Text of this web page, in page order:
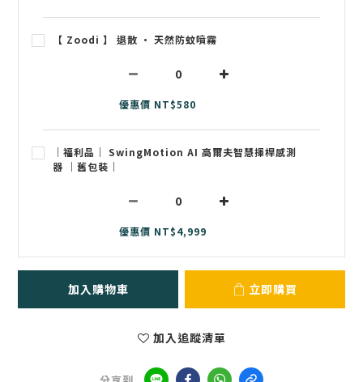
【 Zoodi 】 退散 • 天然防蚊噴霧
優惠價 NT$580
｜福利品｜ SwingMotion AI 高爾夫智慧揮桿感測
器 ｜舊包裝｜
優惠價 NT$4,999
加入購物車 立即購買
加入追蹤清單